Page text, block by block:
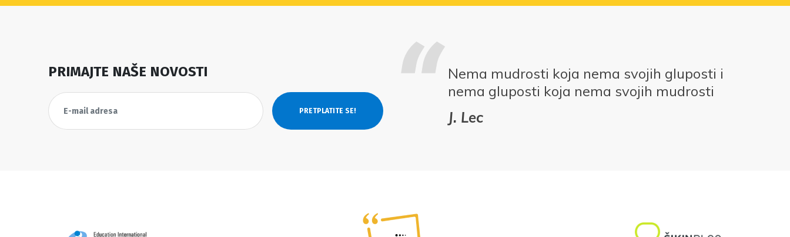
PRIMAJTE NAŠE NOVOSTI
Nema mudrosti koja nema svojih gluposti i
nema gluposti koja nema svojih mudrosti
J. Lec